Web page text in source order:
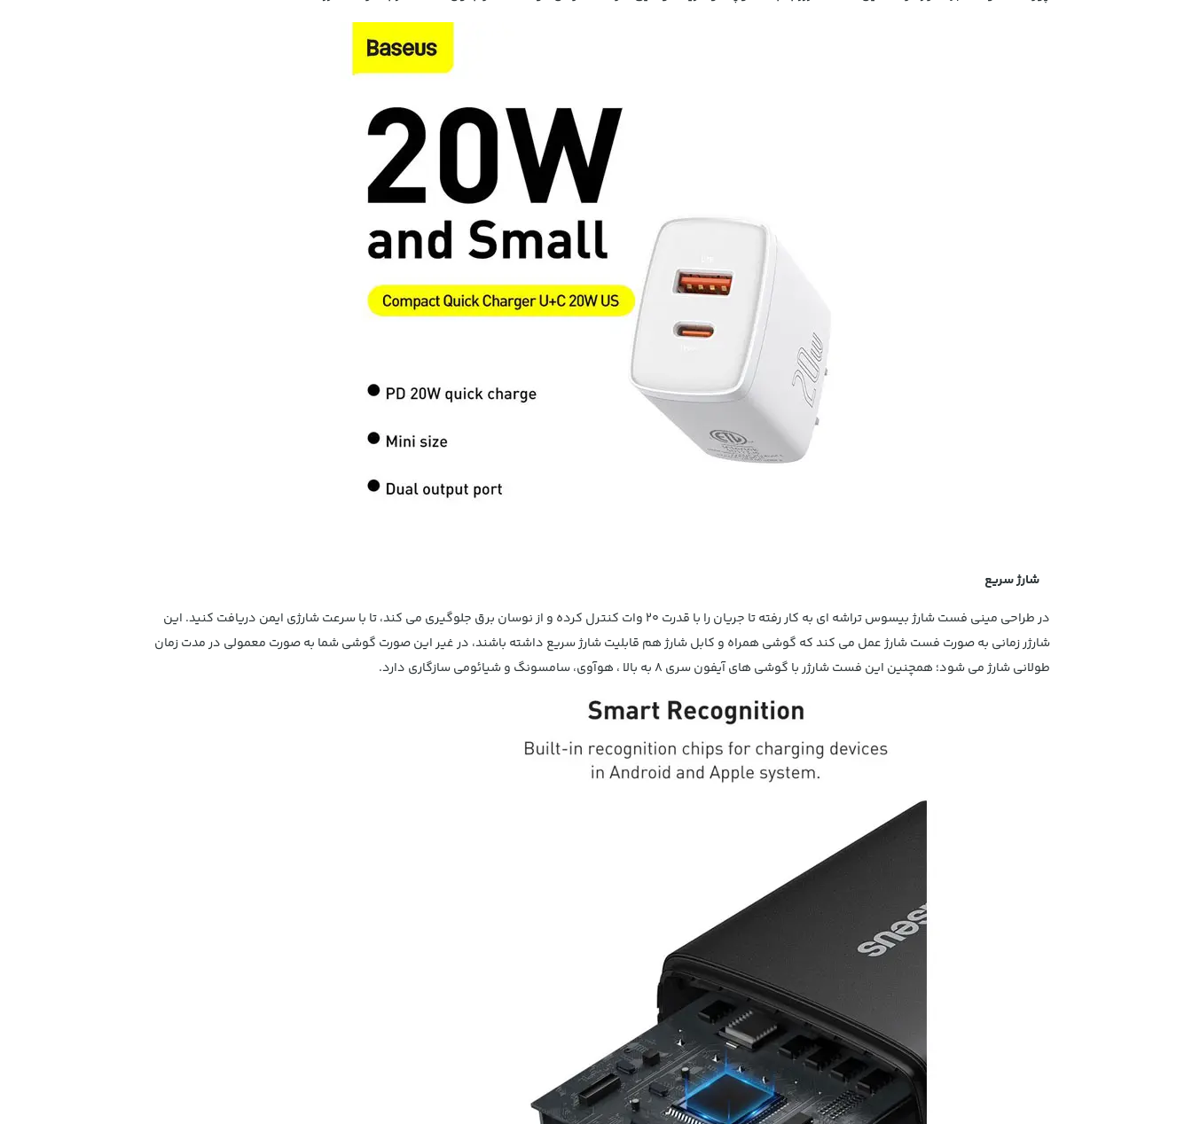
شارژ سریع
در طراحی مینی فست شارژ بیسوس تراشه ای به کار رفته تا جریان را با قدرت 20 وات کنترل کرده و از نوسان برق جلوگیری می کند، تا با سرعت شارژی ایمن دریافت کنید. این
شارژر زمانی به صورت فست شارژ عمل می کند که گوشی همراه و کابل شارژ هم قابلیت شارژ سریع داشته باشند، در غیر این صورت گوشی شما به صورت معمولی در مدت زمان
طولانی شارژ می شود؛ همچنین این فست شارژر با گوشی های آیفون سری 8 به بالا ، هوآوی، سامسونگ و شیائومی سازگاری دارد.